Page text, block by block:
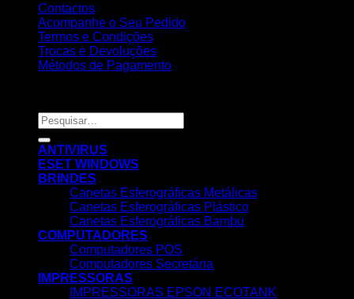
Contactos
Acompanhe o Seu Pedido
Termos e Condições
Trocas e Devoluções
Métodos de Pagamento
Pesquisar
por:
ANTIVIRUS
ESET WINDOWS
BRINDES
Canetas Esferográficas Metálicas
Canetas Esferográficas Plástico
Canetas Esferográficas Bambu
COMPUTADORES
Computadores POS
Computadores Secretária
IMPRESSORAS
IMPRESSORAS EPSON ECOTANK